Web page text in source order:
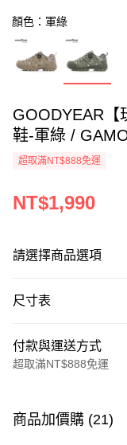
顏色：軍綠
GOODYEAR【
鞋-軍綠 /
超取滿NT$888免運
NT$1,990
請選擇商品選項
尺寸表
付款與運送方式
超取滿NT$888免運
信用卡一次付款
商品加價購 (21)